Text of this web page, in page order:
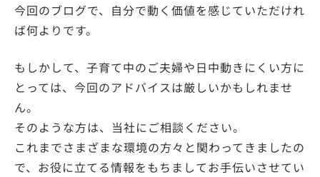
今回のブログで、自分で動く価値を感じていただけれ
ば何よりです。
もしかして、子育て中のご夫婦や日中動きにくい方に
とっては、今回のアドバイスは厳しいかもしれませ
ん。
そのような方は、当社にご相談ください。
これまでさまざまな環境の方々と関わってきましたの
で、お役に立てる情報をもちましてお手伝いさせてい